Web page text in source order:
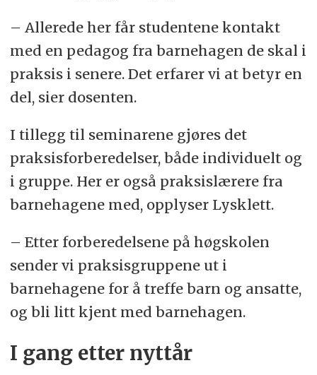
– Allerede her får studentene kontakt
med en pedagog fra barnehagen de skal i
praksis i senere. Det erfarer vi at betyr en
del, sier dosenten.
I tillegg til seminarene gjøres det
praksisforberedelser, både individuelt og
i gruppe. Her er også praksislærere fra
barnehagene med, opplyser Lysklett.
– Etter forberedelsene på høgskolen
sender vi praksisgruppene ut i
barnehagene for å treffe barn og ansatte,
og bli litt kjent med barnehagen.
I gang etter nyttår